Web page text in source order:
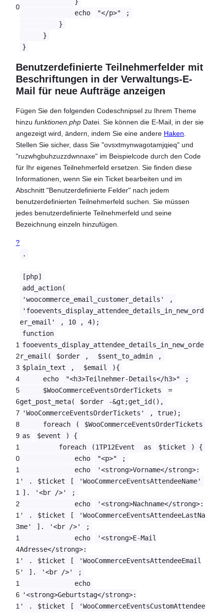
0
}
echo
"</p>"
;
}
}
}
Benutzerdefinierte Teilnehmerfelder mit
Beschriftungen in der Verwaltungs-E-
Mail für neue Aufträge anzeigen
Fügen Sie den folgenden Codeschnipsel zu Ihrem Theme
hinzu funktionen.php Datei. Sie können die E-Mail, in der sie
angezeigt wird, ändern, indem Sie eine andere Haken
Stellen Sie sicher, dass Sie "ovsxtmynwagotamjqieq" und
"ruzwhgbuhzuzzdwnnaxe" im Beispielcode durch den Code
für Ihr eigenes Teilnehmerfeld ersetzen. Sie finden diese
Informationen, wenn Sie ein Ticket bearbeiten und im
Abschnitt "Benutzerdefinierte Felder" nach jedem
benutzerdefinierten Teilnehmerfeld suchen. Sie müssen
jedes benutzerdefinierte Teilnehmerfeld und seine
Bezeichnung einzeln hinzufügen.
?
1
2
3
4
5
6
7
8
9
1
0
1
1
1
2
1
3
1
4
1
5
1
6
1
.
[php]
add_action(
'woocommerce_email_customer_details'
,
'fooevents_display_attendee_details_in_new_ord
er_email'
, 10 , 4);
function
fooevents_display_attendee_details_in_new_orde
r_email(
$order , $sent_to_admin
,
$plain_text
, $email
){
echo
"<h3>Teilnehmer-Details</h3>"
;
$WooCommerceEventsOrderTickets
=
get_post_meta(
$order
-&gt;get_id(),
'WooCommerceEventsOrderTickets'
, true);
foreach
(
$WooCommerceEventsOrderTickets
as
$event
) {
foreach
(1TP12Event as $ticket
) {
echo
"<p>"
;
echo
'<strong>Vorname</strong>:
'
. $ticket [
'WooCommerceEventsAttendeeName'
].
'<br />'
;
echo
'<strong>Nachname</strong>:
'
. $ticket [
'WooCommerceEventsAttendeeLastNa
me'
]. '<br />'
;
echo
'<strong>E-Mail
Adresse</strong>:
'
. $ticket [
'WooCommerceEventsAttendeeEmail
'
]. '<br />'
;
echo
'<strong>Geburtstag</strong>:
'
. $ticket [
'WooCommerceEventsCustomAttendee